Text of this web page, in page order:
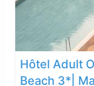
Hôtel Adult
Beach 3*|